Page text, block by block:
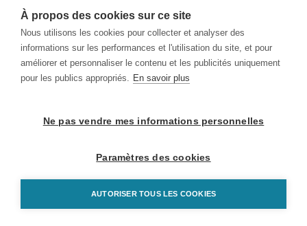
À propos des cookies sur ce site
Nous utilisons les cookies pour collecter et analyser des
informations sur les performances et l'utilisation du site, et pour
améliorer et personnaliser le contenu et les publicités uniquement
pour les publics appropriés. En savoir plus
Ne pas vendre mes informations personnelles
Paramètres des cookies
AUTORISER TOUS LES COOKIES